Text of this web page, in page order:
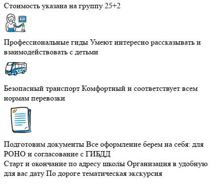
Стоимость указана на группу 25+2
Профессиональные гиды Умеют интересно рассказывать и
взаимодействовать с детьми
Безопасный транспорт Комфортный и соответствует всем
нормам перевозки
Подготовим документы Все оформление берем на себя: для
РОНО и согласование с ГИБДД
Старт и окончание по адресу школы Организация в удобную
для вас дату По дороге тематическая экскурсия